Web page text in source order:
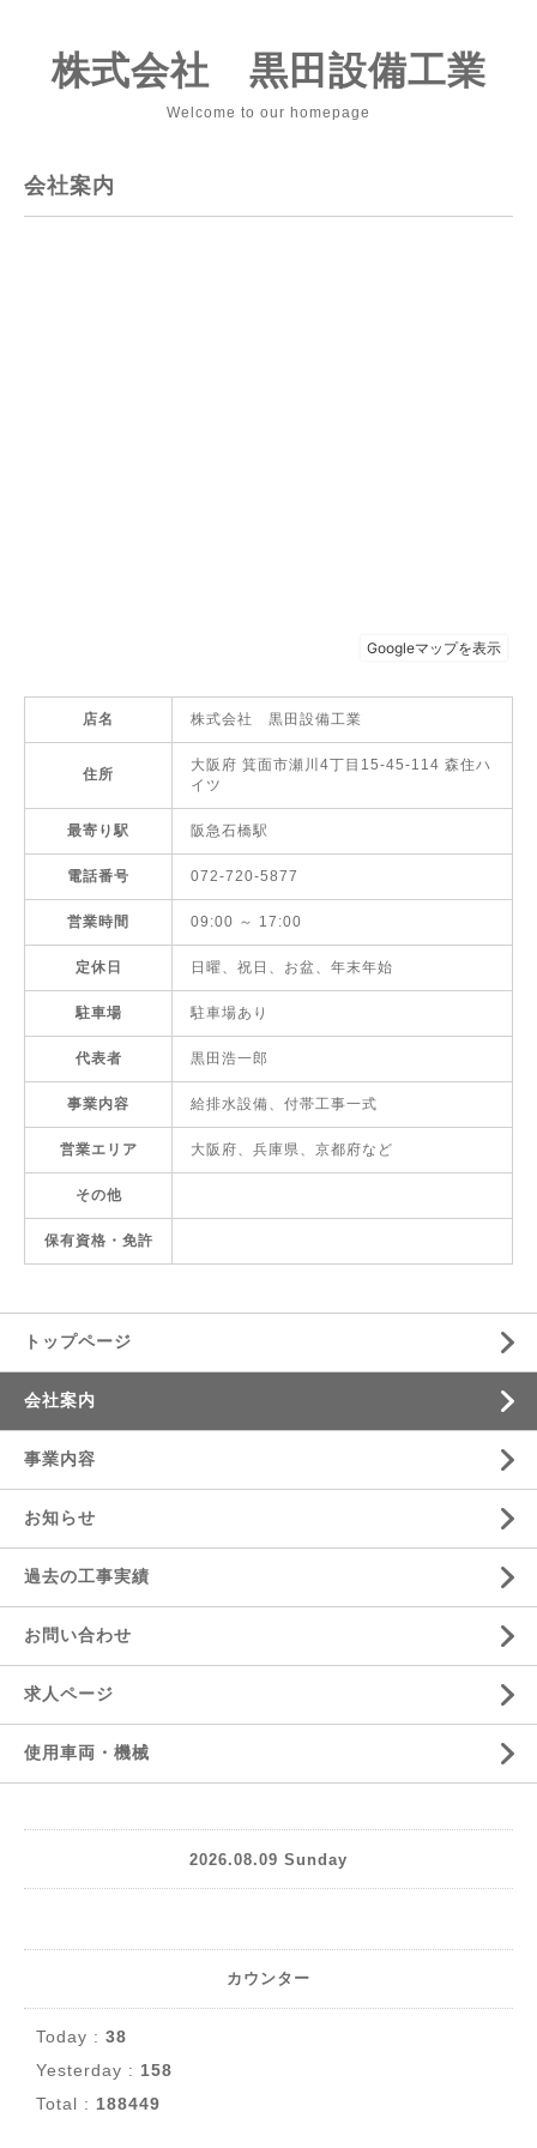
株式会社 黒田設備工業
Welcome to our homepage
会社案内
店名 株式会社 黒田設備工業
住所
大阪府 箕面市瀬川4丁目15-45-114 森住ハ
イツ
最寄り駅 阪急石橋駅
電話番号 072-720-5877
営業時間 09:00 ～ 17:00
定休日 日曜、祝日、お盆、年末年始
駐車場 駐車場あり
代表者 黒田浩一郎
事業内容 給排水設備、付帯工事一式
営業エリア 大阪府、兵庫県、京都府など
その他
保有資格・免許
トップページ
会社案内
事業内容
お知らせ
過去の工事実績
お問い合わせ
求人ページ
使用車両・機械
2026.08.09 Sunday
カウンター
Today : 38
Yesterday : 158
Total : 188449